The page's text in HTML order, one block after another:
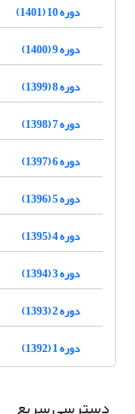
دوره 10 (1401)
دوره 9 (1400)
دوره 8 (1399)
دوره 7 (1398)
دوره 6 (1397)
دوره 5 (1396)
دوره 4 (1395)
دوره 3 (1394)
دوره 2 (1393)
دوره 1 (1392)
دسترسی سریع